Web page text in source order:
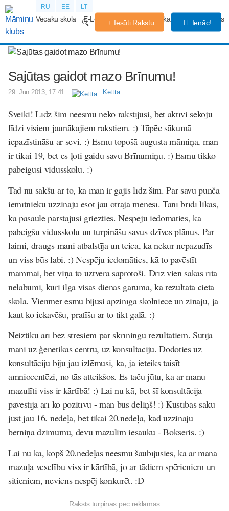
RU EE LT
Vecāku skola E-Lekcijas Grūtniecības kalendārs Forums
Iesūti Rakstu Ienāc!
Sajūtas gaidot mazo Brīnumu!
29. Jun 2013, 17:41 Kettta
Sveiki! Līdz šim neesmu neko rakstījusi, bet aktīvi sekoju
līdzi visiem jaunākajiem rakstiem. :) Tāpēc sākumā
iepazīstināšu ar sevi. :) Esmu topošā augusta māmiņa, man
ir tikai 19, bet es ļoti gaidu savu Brīnumiņu. :) Esmu tikko
pabeigusi vidusskolu. :)
Tad nu sākšu ar to, kā man ir gājis līdz šim. Par savu punča
iemītnieku uzzināju esot jau otrajā mēnesī. Tanī brīdī likās,
ka pasaule pārstājusi griezties. Nespēju iedomāties, kā
pabeigšu vidusskolu un turpināšu savus dzīves plānus. Par
laimi, draugs mani atbalstīja un teica, ka nekur nepazudīs
un viss būs labi. :) Nespēju iedomāties, kā to pavēstīt
mammai, bet viņa to uztvēra saprotoši. Drīz vien sākās rīta
nelabumi, kuri ilga visas dienas garumā, kā rezultātā cieta
skola. Vienmēr esmu bijusi apzinīga skolniece un zināju, ja
kaut ko iekavēšu, pratīšu ar to tikt galā. :)
Neiztiku arī bez stresiem par skrīningu rezultātiem. Sūtīja
mani uz ģenētikas centru, uz konsultāciju. Dodoties uz
konsultāciju biju jau izlēmusi, ka, ja ieteiks taisīt
amniocentēzi, no tās atteikšos. Es taču jūtu, ka ar manu
mazulīti viss ir kārtībā! :) Lai nu kā, bet šī konsultācija
pavēstīja arī ko pozitīvu - man būs dēliņš! :) Kustības sāku
just jau 16. nedēļā, bet tikai 20.nedēļā, kad uzzināju
bērniņa dzimumu, devu mazulim iesauku - Bokseris. :)
Lai nu kā, kopš 20.nedēļas neesmu šaubījusies, ka ar mana
mazuļa veselību viss ir kārtībā, jo ar tādiem spērieniem un
sitieniem, neviens nespēj konkurēt. :D
Raksts turpinās pēc reklāmas